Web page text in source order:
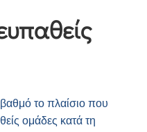
το πλαίσιο που
ομάδες κατά τη